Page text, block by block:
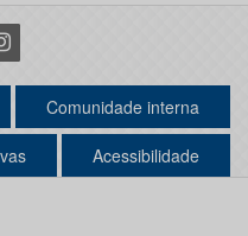
Comunidade interna
Acessibilidade